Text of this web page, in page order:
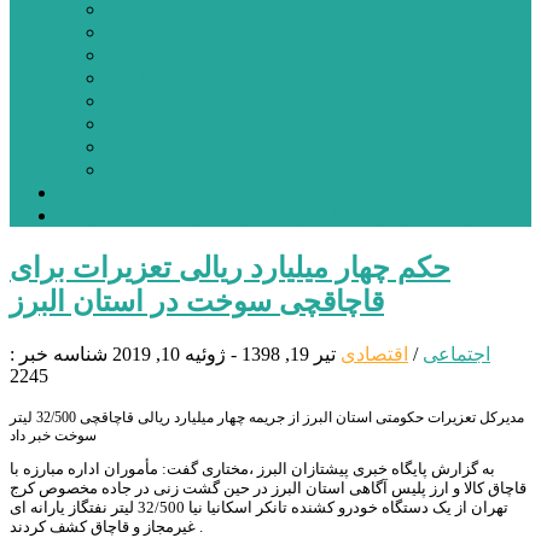
حکم چهار میلیارد ریالی تعزیرات برای
قاچاقچی سوخت در استان البرز
اجتماعی / اقتصادی تیر 19, 1398 - ژوئیه 10, 2019
شناسه خبر :
2245
مدیرکل تعزیرات حکومتی استان البرز از جریمه چهار میلیارد ریالی قاچاقچی 32/500 لیتر
سوخت خبر داد
به گزارش پایگاه خبری پیشتازان البرز ،مختاری گفت: مأموران اداره مبارزه با
قاچاق کالا و ارز پلیس آگاهی استان البرز در حین گشت زنی در جاده مخصوص کرج
تهران از یک دستگاه خودرو کشنده تانکر اسکانیا نیا 32/500 لیتر نفتگاز یارانه ای
غیرمجاز و قاچاق کشف کردند .